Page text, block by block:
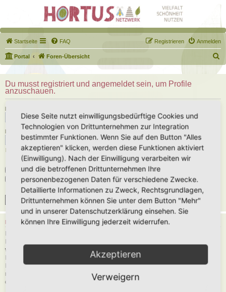
Startseite FAQ Anmelden
Registrieren
Portal Foren-Übersicht
u
Du musst registriert und angemeldet sein, um Profile
anzuschauen.
Benutzername:
Passwort:
Ich habe mein Passwort vergessen
Angemeldet bleiben
Meinen Online-Status während dieser Sitzung verbergen
REGISTRIEREN
weitere Funktionen zuzugreifen. Die Board-Administration kann registrierten
Benutzern auch zusätzliche Berechtigungen zuweisen. Beachte bitte unsere
Nutzungsbedingungen und die verwandten Regelungen, bevor du dich
registrierst. Bitte beachte auch die jeweiligen Forenregeln, wenn du dich in
diesem Board bewegst.
Diese Seite nutzt einwilligungsbedürftige Cookies und
Technologien von Drittunternehmen zur Integration
bestimmter Funktionen. Wenn Sie auf den Button "Alles
akzeptieren" klicken, werden diese Funktionen aktiviert
(Einwilligung). Nach der Einwilligung verarbeiten wir
und die betroffenen Drittunternehmen Ihre
personenbezogenen Daten für verschiedene Zwecke.
Detaillierte Informationen zu Zweck, Rechtsgrundlagen,
Drittunternehmen können Sie unter dem Button "Mehr"
und in unserer Datenschutzerklärung einsehen. Sie
können Ihre Einwilligung jederzeit widerrufen.
Akzeptieren
Verweigern